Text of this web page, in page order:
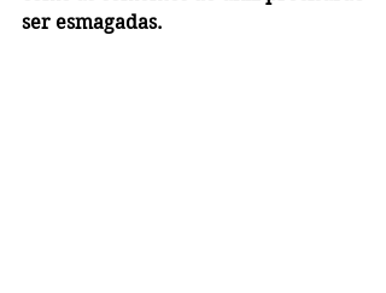
ser esmagadas.